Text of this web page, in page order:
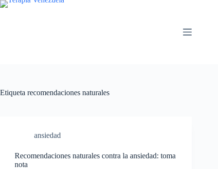
Saltar
Etiqueta recomendaciones naturales
ansiedad
Recomendaciones naturales contra la ansiedad: toma
nota